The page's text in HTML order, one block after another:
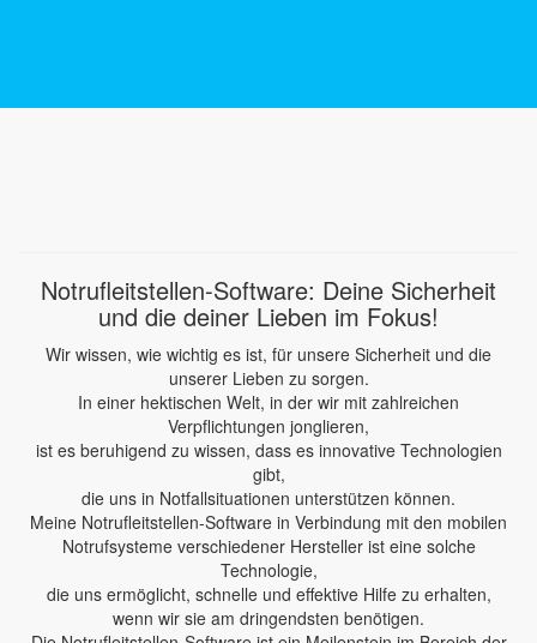
Notrufleitstellen-Software: Deine Sicherheit
und die deiner Lieben im Fokus!
Wir wissen, wie wichtig es ist, für unsere Sicherheit und die
unserer Lieben zu sorgen.
In einer hektischen Welt, in der wir mit zahlreichen
Verpflichtungen jonglieren,
ist es beruhigend zu wissen, dass es innovative Technologien
gibt,
die uns in Notfallsituationen unterstützen können.
Meine Notrufleitstellen-Software in Verbindung mit den mobilen
Notrufsysteme verschiedener Hersteller ist eine solche
Technologie,
die uns ermöglicht, schnelle und effektive Hilfe zu erhalten,
wenn wir sie am dringendsten benötigen.